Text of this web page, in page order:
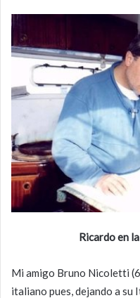
Ricardo en
Mi amigo Bruno Nicoletti
italiano pues, dejando a su